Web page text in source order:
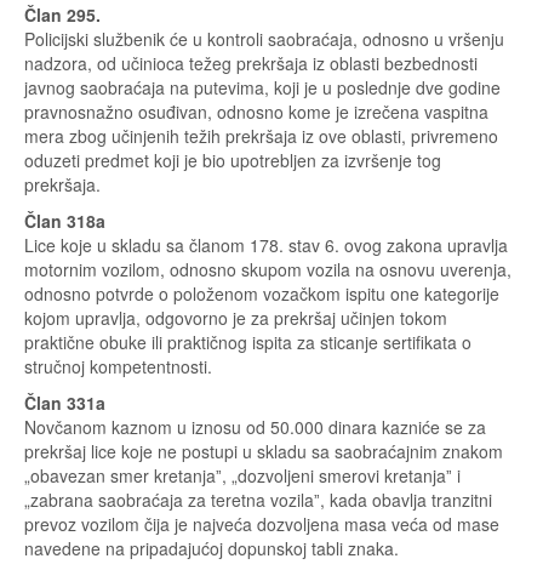
Član 295.
Policijski službenik će u kontroli saobraćaja, odnosno u vršenju
nadzora, od učinioca težeg prekršaja iz oblasti bezbednosti
javnog saobraćaja na putevima, koji je u poslednje dve godine
pravnosnažno osuđivan, odnosno kome je izrečena vaspitna
mera zbog učinjenih težih prekršaja iz ove oblasti, privremeno
oduzeti predmet koji je bio upotrebljen za izvršenje tog
prekršaja.
Član 318a
Lice koje u skladu sa članom 178. stav 6. ovog zakona upravlja
motornim vozilom, odnosno skupom vozila na osnovu uverenja,
odnosno potvrde o položenom vozačkom ispitu one kategorije
kojom upravlja, odgovorno je za prekršaj učinjen tokom
praktične obuke ili praktičnog ispita za sticanje sertifikata o
stručnoj kompetentnosti.
Član 331a
Novčanom kaznom u iznosu od 50.000 dinara kazniće se za
prekršaj lice koje ne postupi u skladu sa saobraćajnim znakom
„obavezan smer kretanjaˮ, „dozvoljeni smerovi kretanjaˮ i
„zabrana saobraćaja za teretna vozilaˮ, kada obavlja tranzitni
prevoz vozilom čija je najveća dozvoljena masa veća od mase
navedene na pripadajućoj dopunskoj tabli znaka.